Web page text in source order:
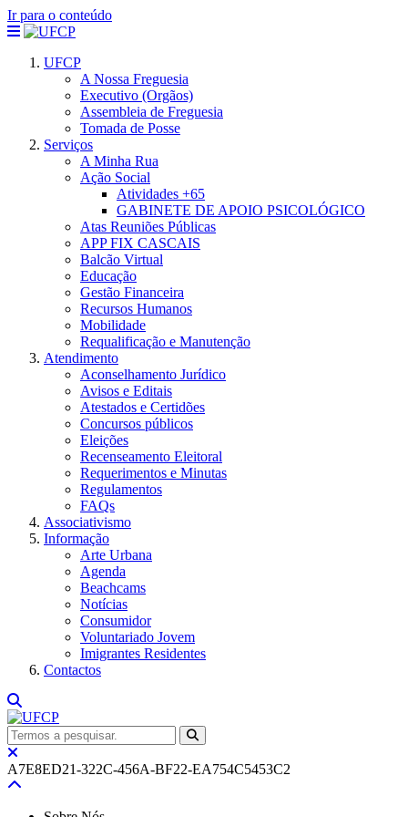
Ir para o conteúdo
UFCP
A Nossa Freguesia
Executivo (Orgãos)
Assembleia de Freguesia
Tomada de Posse
Serviços
A Minha Rua
Ação Social
Atividades +65
GABINETE DE APOIO PSICOLÓGICO
Atas Reuniões Públicas
APP FIX CASCAIS
Balcão Virtual
Educação
Gestão Financeira
Recursos Humanos
Mobilidade
Requalificação e Manutenção
Atendimento
Aconselhamento Jurídico
Avisos e Editais
Atestados e Certidões
Concursos públicos
Eleições
Recenseamento Eleitoral
Requerimentos e Minutas
Regulamentos
FAQs
Associativismo
Informação
Arte Urbana
Agenda
Beachcams
Notícias
Consumidor
Voluntariado Jovem
Imigrantes Residentes
Contactos
A7E8ED21-322C-456A-BF22-EA754C5453C2